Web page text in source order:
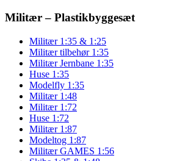
Militær – Plastikbyggesæt
Militær 1:35 & 1:25
Militær tilbehør 1:35
Militær Jernbane 1:35
Huse 1:35
Modelfly 1:35
Militær 1:48
Militær 1:72
Huse 1:72
Militær 1:87
Modeltog 1:87
Militær GAMES 1:56